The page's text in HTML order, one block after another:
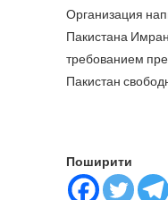
Организация
Пакистана
требованием
Пакистан
Поширити